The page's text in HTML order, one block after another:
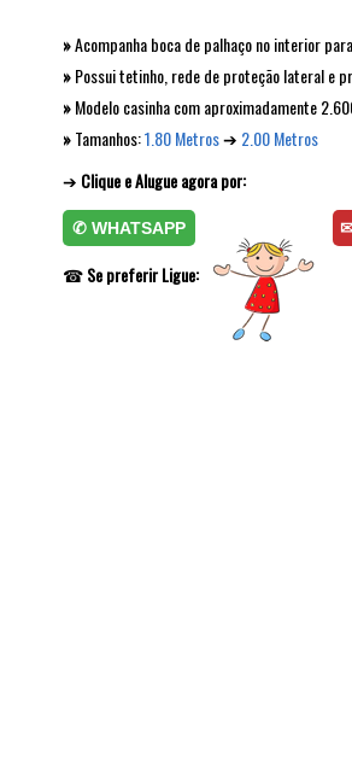
»Acompanha boca de palhaço no interior
»Possui tetinho, rede de proteção lateral e
»Modelo casinha com aproximadamente
»Tamanhos:1.80 Metros➔ 2.00 Metros
➔ Clique e Alugue agora por:
✆ WHATSAPP
☎Se preferir Ligue: